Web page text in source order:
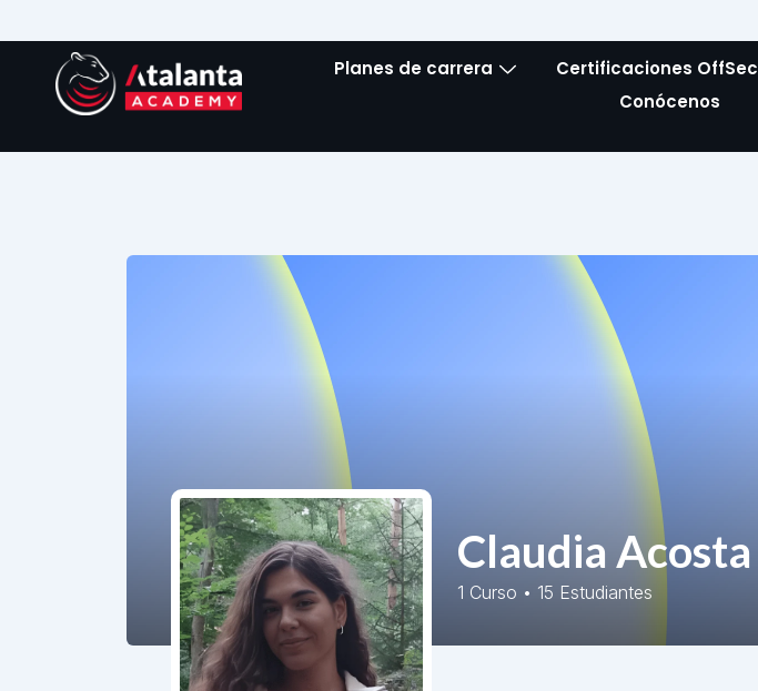
al
contenido
Planes de carrera Certificaciones OffSec
Conócenos
Claudia Acosta
1 Curso • 15 Estudiantes